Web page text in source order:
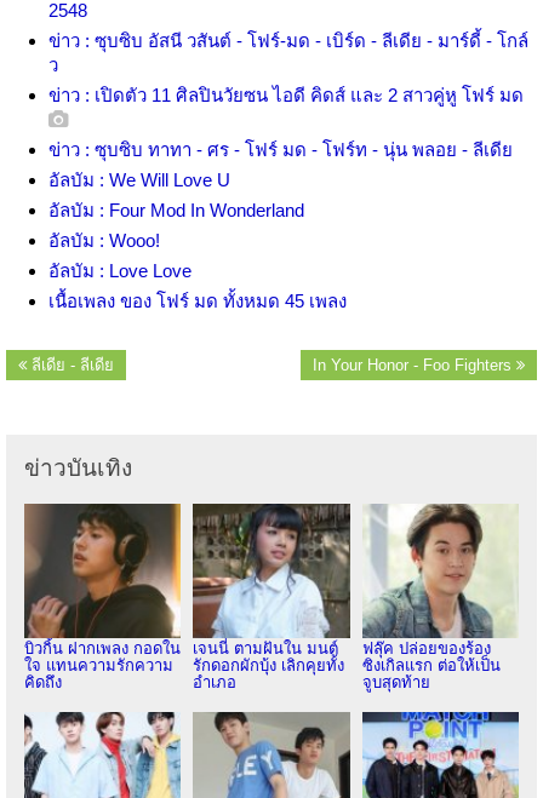
2548
ข่าว : ซุบซิบ อัสนี วสันต์ - โฟร์-มด - เบิร์ด - ลีเดีย - มาร์ดี้ - โกล์
ว
ข่าว : เปิดตัว 11 ศิลปินวัยซน ไอดี คิดส์ และ 2 สาวคู่หู โฟร์ มด
ข่าว : ซุบซิบ ทาทา - ศร - โฟร์ มด - โฟร์ท - นุ่น พลอย - ลีเดีย
อัลบัม : We Will Love U
อัลบัม : Four Mod In Wonderland
อัลบัม : Wooo!
อัลบัม : Love Love
เนื้อเพลง ของ โฟร์ มด ทั้งหมด 45 เพลง
In Your Honor - Foo Fighters
ลีเดีย - ลีเดีย
ข่าวบันเทิง
บิวกิ้น ฝากเพลง กอดใน
ใจ แทนความรักความ
คิดถึง
เจนนี่ ตามฝันใน มนต์
รักดอกผักบุ้ง เลิกคุยทั้ง
อำเภอ
ฟลุ๊ค ปล่อยของร้อง
ซิงเกิลแรก ต่อให้เป็น
จูบสุดท้าย